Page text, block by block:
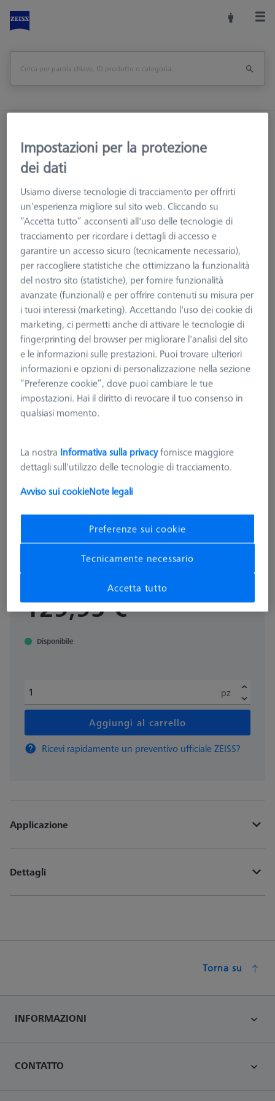
Macchine CMM e Ottiche
Fissaggio dei particolari
Sistemi di fissaggio
Stampa pagina
<<Panoramica
ELEMENTO DI CONNESSIONE
Bullone con filettatura lunga - M6,
AF25, 10 pezzi
000000-0563-380
129,95 € più IVA
Disponibile
pz
Aggiungi al carrello
Ricevi rapidamente un preventivo ufficiale ZEISS?
Applicazione
Dettagli
Torna su
INFORMAZIONI
CONTATTO
Impostazioni per la protezione
dei dati
Usiamo diverse tecnologie di tracciamento per offrirti
un'esperienza migliore sul sito web. Cliccando su
“Accetta tutto” acconsenti all'uso delle tecnologie di
tracciamento per ricordare i dettagli di accesso e
garantire un accesso sicuro (tecnicamente necessario),
per raccogliere statistiche che ottimizzano la funzionalità
del nostro sito (statistiche), per fornire funzionalità
avanzate (funzionali) e per offrire contenuti su misura per
i tuoi interessi (marketing). Accettando l'uso dei cookie di
marketing, ci permetti anche di attivare le tecnologie di
fingerprinting del browser per migliorare l'analisi del sito
e le informazioni sulle prestazioni. Puoi trovare ulteriori
informazioni e opzioni di personalizzazione nella sezione
“Preferenze cookie”, dove puoi cambiare le tue
impostazioni. Hai il diritto di revocare il tuo consenso in
qualsiasi momento.
La nostra Informativa sulla privacyfornisce maggiore
dettagli sull'utilizzo delle tecnologie di tracciamento.
Avviso sui cookieNote legali
Preferenze sui cookie
Tecnicamente necessario
Accetta tutto